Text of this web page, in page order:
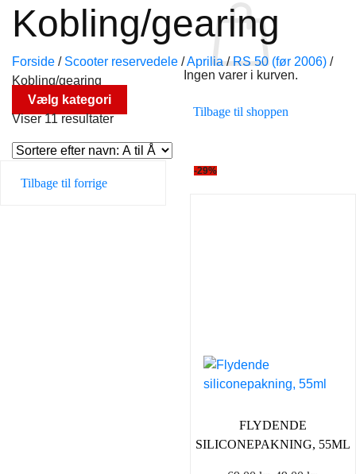
Ingen varer i kurven.
Tilbage til shoppen
Kobling/gearing
Forside / Scooter reservedele /Aprilia / RS 50 (før 2006) /
Kobling/gearing
Vælg kategori
Viser 11 resultater
Tilbage til forrige
-29%
FLYDENDE
SILICONEPAKNING, 55ML